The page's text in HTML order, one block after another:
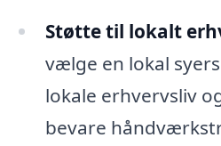
Støtte til lokalt
vælge en lokal
lokale erhvervsliv
bevare